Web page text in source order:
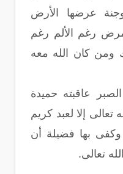
عرضها الأرض
رغم الألم رغم
ومن كان الله معه
عاقبته حميدة
تعالى إلا لعبد كريم
بها فضيلة أن
تعالى.